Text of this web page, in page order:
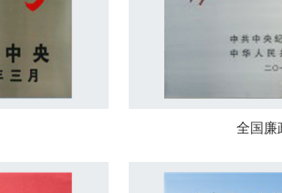
全国廉